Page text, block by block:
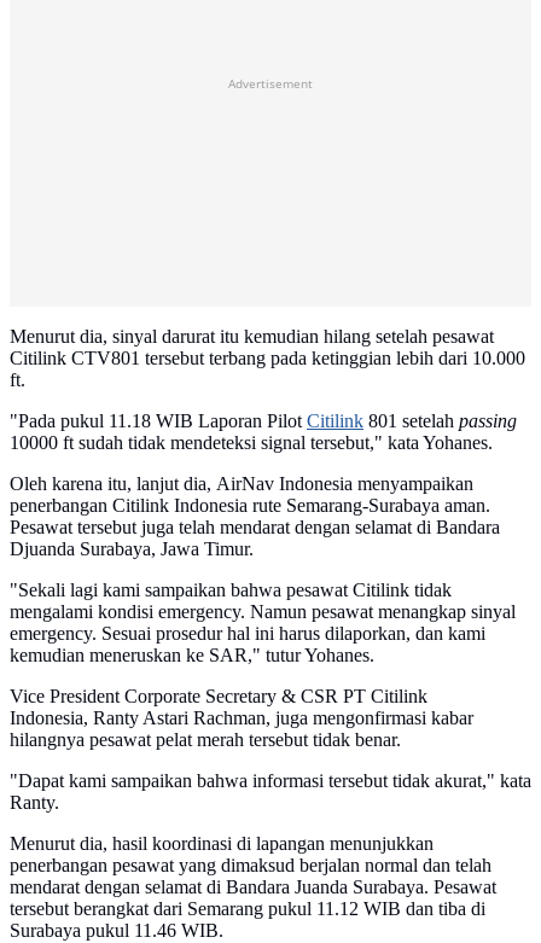
Advertisement
Menurut dia, sinyal darurat itu kemudian hilang setelah pesawat
Citilink CTV801 tersebut terbang pada ketinggian lebih dari 10.000
ft.
"Pada pukul 11.18 WIB Laporan PilotCitilink 801 setelah passing
10000 ft sudah tidak mendeteksi signal tersebut," kata Yohanes.
Oleh karena itu, lanjut dia, AirNav Indonesia menyampaikan
penerbangan Citilink Indonesia rute Semarang-Surabaya aman.
Pesawat tersebut juga telah mendarat dengan selamat di Bandara
Djuanda Surabaya, Jawa Timur.
"Sekali lagi kami sampaikan bahwa pesawat Citilink tidak
mengalami kondisi emergency. Namun pesawat menangkap sinyal
emergency. Sesuai prosedur hal ini harus dilaporkan, dan kami
kemudian meneruskan ke SAR," tutur Yohanes.
Vice President Corporate Secretary & CSR PT Citilink
Indonesia, Ranty Astari Rachman, juga mengonfirmasi kabar
hilangnya pesawat pelat merah tersebut tidak benar.
"Dapat kami sampaikan bahwa informasi tersebut tidak akurat," kata
Ranty.
Menurut dia, hasil koordinasi di lapangan menunjukkan
penerbangan pesawat yang dimaksud berjalan normal dan telah
mendarat dengan selamat di Bandara Juanda Surabaya. Pesawat
tersebut berangkat dari Semarang pukul 11.12 WIB dan tiba di
Surabaya pukul 11.46 WIB.